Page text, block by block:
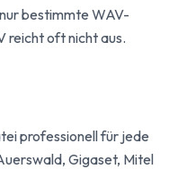
bestimmte WAV-
reicht oft nicht aus.
professionell für jede
Gigaset, Mitel